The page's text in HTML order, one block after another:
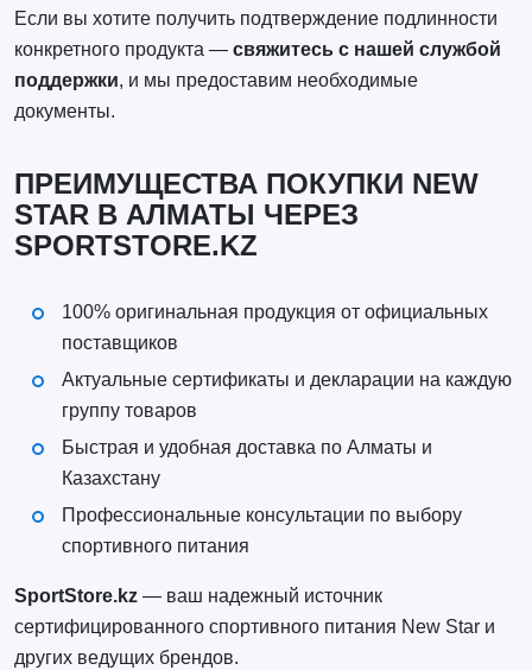
Если вы хотите получить подтверждение подлинности
конкретного продукта — свяжитесь с нашей службой
поддержки, и мы предоставим необходимые
документы.
ПРЕИМУЩЕСТВА ПОКУПКИ NEW
STAR В АЛМАТЫ ЧЕРЕЗ
SPORTSTORE.KZ
100% оригинальная продукция от официальных
поставщиков
Актуальные сертификаты и декларации на каждую
группу товаров
Быстрая и удобная доставка по Алматы и
Казахстану
Профессиональные консультации по выбору
спортивного питания
SportStore.kz— ваш надежный источник
сертифицированного спортивного питания New Star и
других ведущих брендов.